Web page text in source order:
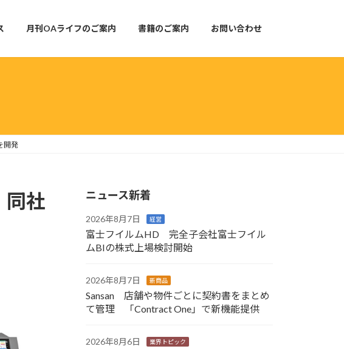
月刊OAライフのご案内 書籍のご案内 お問い合わせ
開発
社
ニュース新着
2026年8月7日 経営
富士フイルムHD 完全子会社富士フイル
ムBIの株式上場検討開始
2026年8月7日 新商品
Sansan 店舗や物件ごとに契約書をまとめ
て管理 「Contract One」で新機能提供
2026年8月6日 業界トピック